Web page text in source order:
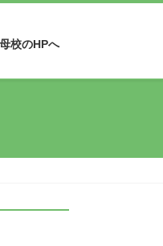
母校のHPへ